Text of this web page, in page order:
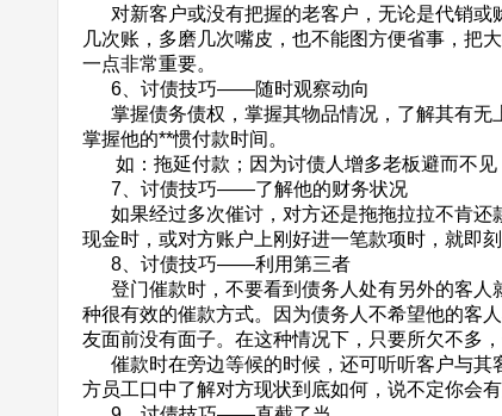
对新客户或没有把握的老客户，无论是代销或
几次账，多磨几次嘴皮，也不能图方便省事，把
一点非常重要。
6、讨债技巧——随时观察动向
掌握债务债权，掌握其物品情况，了解其有无
掌握他的**惯付款时间。
如：拖延付款；因为讨债人增多老板避而不见
7、讨债技巧——了解他的财务状况
如果经过多次催讨，对方还是拖拖拉拉不肯还
现金时，或对方账户上刚好进一笔款项时，就即刻
8、讨债技巧——利用第三者
登门催款时，不要看到债务人处有另外的客人
种很有效的催款方式。因为债务人不希望他的客
友面前没有面子。在这种情况下，只要所欠不多
催款时在旁边等候的时候，还可听听客户与其
方员工口中了解对方现状到底如何，说不定你会有